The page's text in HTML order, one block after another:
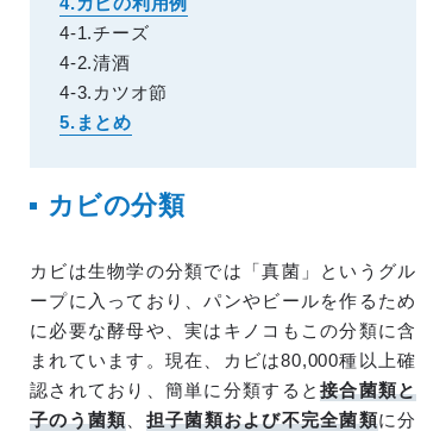
4-1.チーズ
4-2.清酒
4-3.カツオ節
5.まとめ
カビの分類
カビは生物学の分類では「真菌」というグル
ープに入っており、パンやビールを作るため
に必要な酵母や、実はキノコもこの分類に含
まれています。現在、カビは80,000種以上確
認されており、簡単に分類すると接合菌類と
子のう菌類
担子菌類および不完全菌類に分